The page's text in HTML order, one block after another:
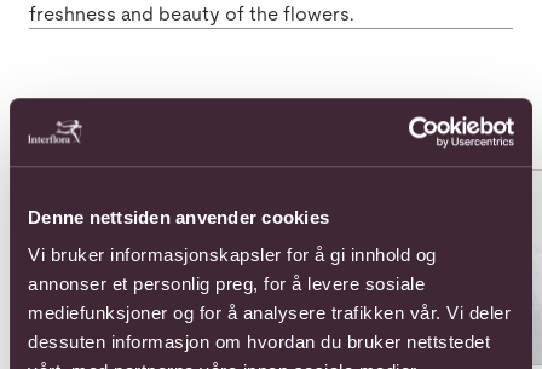
Denne nettsiden anvender cookies
Vi bruker informasjonskapsler for å gi innhold og
annonser et personlig preg, for å levere sosiale
mediefunksjoner og for å analysere trafikken vår. Vi deler
dessuten informasjon om hvordan du bruker nettstedet
freshness and beauty of the flowers.
Populære buketter i Bolivia Se alle
Se mer om 12 roses medium